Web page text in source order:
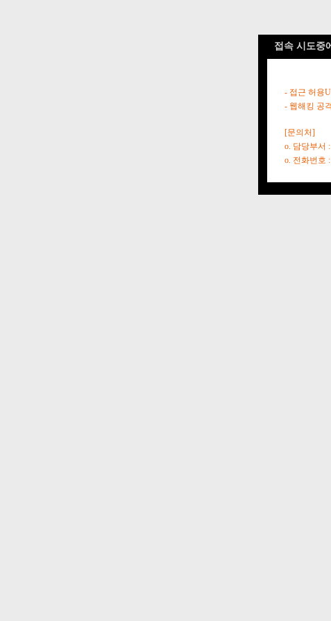
접속 시도중
- 접근 허용
- 웹해킹 공
[문의처]
o. 담당부서
o. 전화번호